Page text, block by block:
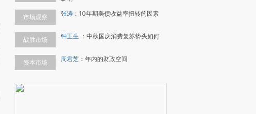
市场观察 张涛 ： 10年期美债收益率扭转的因素
战胜市场 钟正生 ： 中秋国庆消费复苏势头如何
资本市场 周君芝 ： 年内的财政空间